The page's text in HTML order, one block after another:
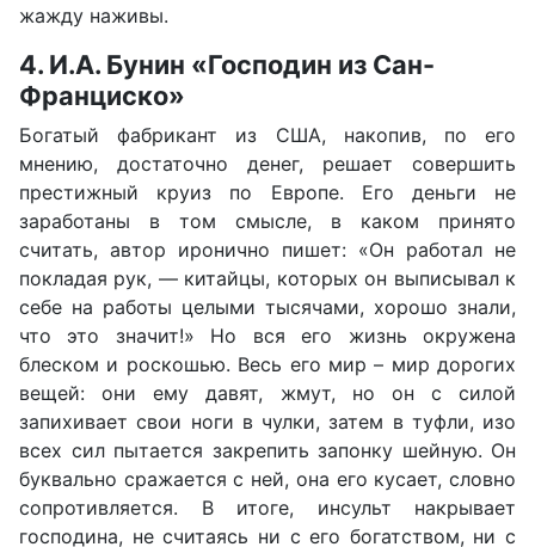
жажду наживы.
4. И.А. Бунин «Господин из Сан-
Франциско»
Богатый фабрикант из США, накопив, по его
мнению, достаточно денег, решает совершить
престижный круиз по Европе. Его деньги не
заработаны в том смысле, в каком принято
считать, автор иронично пишет: «Он работал не
покладая рук, — китайцы, которых он выписывал к
себе на работы целыми тысячами, хорошо знали,
что это значит!» Но вся его жизнь окружена
блеском и роскошью. Весь его мир – мир дорогих
вещей: они ему давят, жмут, но он с силой
запихивает свои ноги в чулки, затем в туфли, изо
всех сил пытается закрепить запонку шейную. Он
буквально сражается с ней, она его кусает, словно
сопротивляется. В итоге, инсульт накрывает
господина, не считаясь ни с его богатством, ни с